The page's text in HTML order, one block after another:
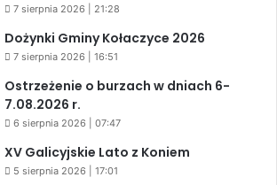
7 sierpnia 2026 | 21:28
Dożynki Gminy Kołaczyce 2026
7 sierpnia 2026 | 16:51
Ostrzeżenie o burzach w dniach 6-
7.08.2026 r.
6 sierpnia 2026 | 07:47
XV Galicyjskie Lato z Koniem
5 sierpnia 2026 | 17:01